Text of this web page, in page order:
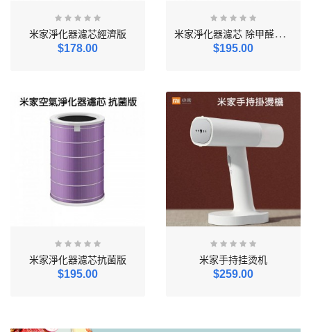
米家淨化器濾芯經濟版
$178.00
米家淨化器濾芯抗菌版
$195.00
米
家淨化器濾芯 除甲醛增强版S1
$195.00
米家手持挂烫机
$259.00